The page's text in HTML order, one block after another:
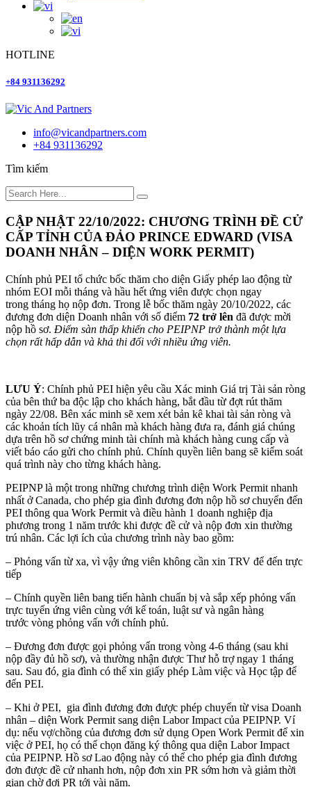
HOTLINE
+84 931136292
info@vicandpartners.com
+84 931136292
Tìm kiếm
CẬP NHẬT 22/10/2022: CHƯƠNG TRÌNH ĐỀ CỬ
CẤP TỈNH CỦA ĐẢO PRINCE EDWARD (VISA
DOANH NHÂN – DIỆN WORK PERMIT)
Chính phủ PEI tổ chức bốc thăm cho diện Giấy phép lao động từ
nhóm EOI mỗi tháng và hầu hết ứng viên được chọn ngay
trong tháng họ nộp đơn. Trong lễ bốc thăm ngày 20/10/2022, các
đương đơn diện Doanh nhân với số điểm 72 trở lên đã được mời
nộp hồ sơ. Điểm sàn thấp khiến cho PEIPNP trở thành một lựa
chọn rất hấp dẫn và khả thi đối với nhiều ứng viên.
LƯU Ý: Chính phủ PEI hiện yêu cầu Xác minh Giá trị Tài sản ròng
của bên thứ ba độc lập cho khách hàng, bắt đầu từ đợt rút thăm
ngày 22/08. Bên xác minh sẽ xem xét bản kê khai tài sản ròng và
các khoản tích lũy cá nhân mà khách hàng đưa ra, đánh giá chúng
dựa trên hồ sơ chứng minh tài chính mà khách hàng cung cấp và
viết báo cáo gửi cho chính phủ. Chính quyền liên bang sẽ kiểm soát
quá trình này cho từng khách hàng.
PEIPNP là một trong những chương trình diện Work Permit nhanh
nhất ở Canada, cho phép gia đình đương đơn nộp hồ sơ chuyển đến
PEI thông qua Work Permit và điều hành 1 doanh nghiệp địa
phương trong 1 năm trước khi được đề cử và nộp đơn xin thường
trú nhân. Các lợi ích của chương trình này bao gồm:
– Phỏng vấn từ xa, vì vậy ứng viên không cần xin TRV để đến trực
tiếp
– Chính quyền liên bang tiến hành chuẩn bị và sắp xếp phỏng vấn
trực tuyến ứng viên cùng với kế toán, luật sư và ngân hàng
trước vòng phỏng vấn với chính phủ.
– Đương đơn được gọi phỏng vấn trong vòng 4-6 tháng (sau khi
nộp đầy đủ hồ sơ), và thường nhận được Thư hỗ trợ ngay 1 tháng
sau. Sau đó, gia đình có thể xin giấy phép Làm việc và Học tập để
đến PEI.
– Khi ở PEI, gia đình đương đơn được phép chuyển từ visa Doanh
nhân – diện Work Permit sang diện Labor Impact của PEIPNP. Ví
dụ: nếu vợ/chồng của đương đơn sử dụng Open Work Permit để xin
việc ở PEI, họ có thể chọn đăng ký thông qua diện Labor Impact
của PEIPNP. Hồ sơ Lao động này có thể cho phép gia đình đương
đơn được đề cử nhanh hơn, nộp đơn xin PR sớm hơn và giảm thời
gian chờ đợi PR tới vài năm.